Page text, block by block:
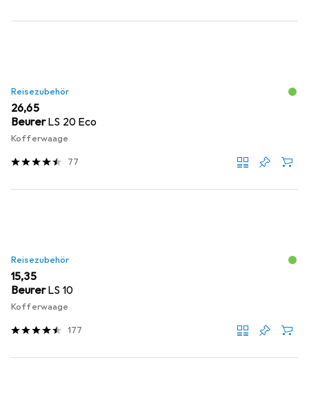
Reisezubehör
EUR
26,65
Beurer LS 20 Eco
Kofferwaage
77
Reisezubehör
EUR
15,35
Beurer LS 10
Kofferwaage
177